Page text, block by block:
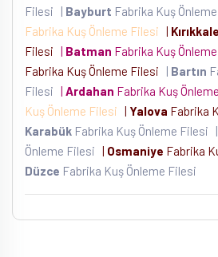
Filesi
| Bayburt Fabrika Kuş
Fabrika Kuş Önleme Filesi | Kırıkkale
Filesi | Batman Fabrika Kuş
Fabrika Kuş Önleme Filesi
| Bartın
Filesi | Ardahan Fabrika Kuş
Kuş Önleme Filesi | Yalova Fabrika
Karabük Fabrika Kuş Önleme Filesi |
Önleme Filesi | Osmaniye Fabrika
Düzce Fabrika Kuş Önleme Filesi